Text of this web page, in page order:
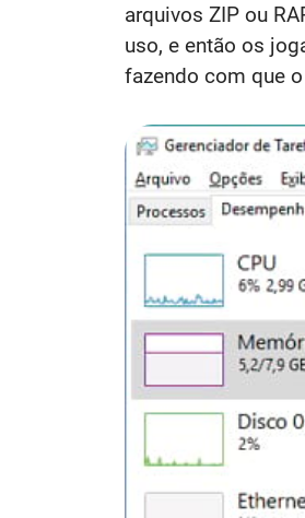
arquivos ZIP ou
uso, e então os
fazendo com que